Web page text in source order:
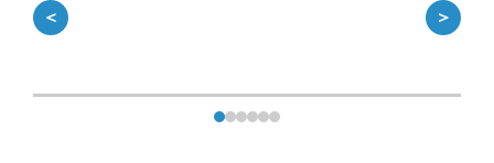
＜ ＞